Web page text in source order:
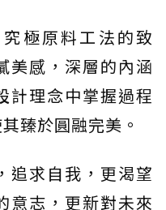
極原料工法的致
美感，深層的內涵
計理念中掌握過程
臻於圓融完美。
追求自我，更渴望
意志，更新對未來